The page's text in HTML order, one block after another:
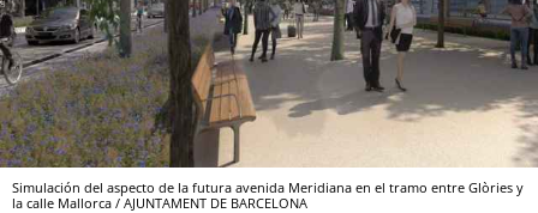
Simulación del aspecto de la futura avenida Meridiana en el tramo entre Glòries y
la calle Mallorca / AJUNTAMENT DE BARCELONA